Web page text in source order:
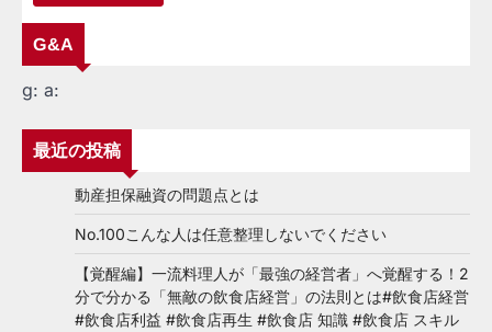
G&A
g: a:
最近の投稿
動産担保融資の問題点とは
No.100こんな人は任意整理しないでください
【覚醒編】一流料理人が「最強の経営者」へ覚醒する！2
分で分かる「無敵の飲食店経営」の法則とは#飲食店経営
#飲食店利益 #飲食店再生 #飲食店 知識 #飲食店 スキル